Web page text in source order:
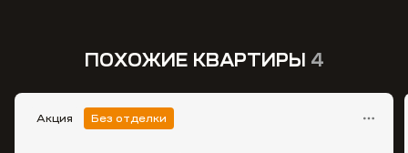
ПОХОЖИЕ КВАРТИРЫ 4
Акция Без отделки